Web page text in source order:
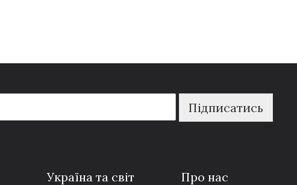
Підписатись
Україна та світ
Про нас